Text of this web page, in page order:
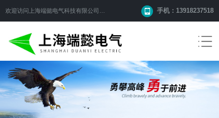
欢迎访问 上海端懿电气科技有限公司 网站！ 手机：13918237518